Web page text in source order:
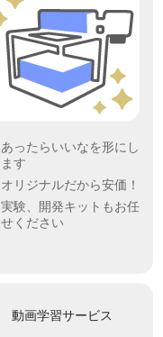
あったらいいなを形にし
ます
オリジナルだから安価！
実験、開発キットもお任
せください
動画学習サービス